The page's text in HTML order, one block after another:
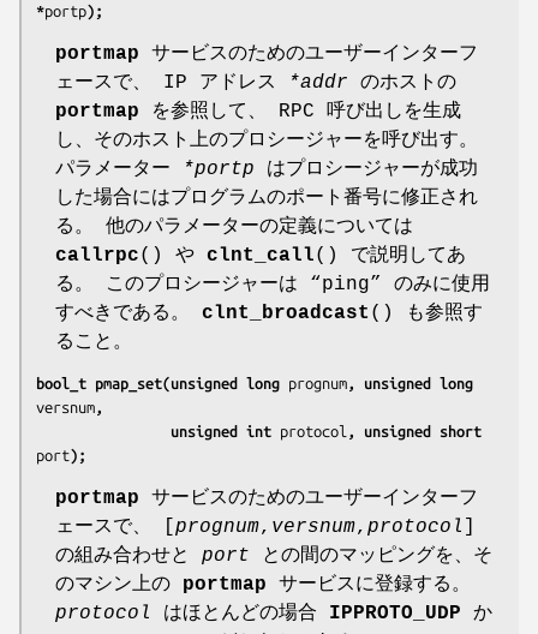
*portp);
portmap サービスのためのユーザーインターフ
ェースで、 IP アドレス
*addr のホストの
portmap を参照して、 RPC 呼び出しを生成
し、そのホスト上のプロシージャーを呼び出す。
パラメーター
*portp はプロシージャーが成功
した場合にはプログラムのポート番号に修正され
る。 他のパラメーターの定義については
callrpc() や clnt_call() で説明してあ
る。 このプロシージャーは “ping” のみに使用
すべきである。 clnt_broadcast () も参照す
ること。
bool_t pmap_set(unsigned long prognum
versnum ,
                unsigned int
protocol
port);
portmap サービスのためのユーザーインターフ
ェースで、 [ prognum, versnum, protocol
の組み合わせと port との間のマッピングを、そ
のマシン上の portmap サービスに登録する。
protocol
はほとんどの場合 IPPROTO_UDP か